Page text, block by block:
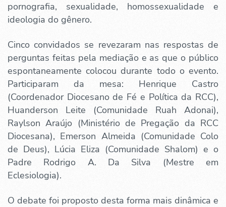
pornografia, sexualidade, homossexualidade e
ideologia do gênero.
Cinco convidados se revezaram nas respostas de
perguntas feitas pela mediação e as que o público
espontaneamente colocou durante todo o evento.
Participaram da mesa: Henrique Castro
(Coordenador Diocesano de Fé e Política da RCC),
Huanderson Leite (Comunidade Ruah Adonai),
Raylson Araújo (Ministério de Pregação da RCC
Diocesana), Emerson Almeida (Comunidade Colo
de Deus), Lúcia Eliza (Comunidade Shalom) e o
Padre Rodrigo A. Da Silva (Mestre em
Eclesiologia).
O debate foi proposto desta forma mais dinâmica e